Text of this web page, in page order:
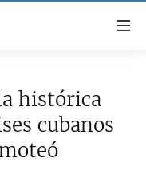
histórica
cubanos